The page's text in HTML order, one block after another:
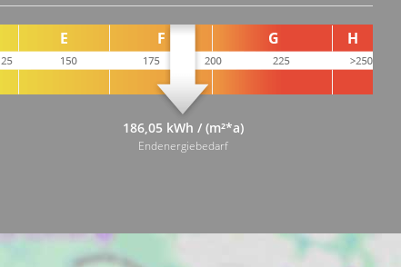
186,05 kWh / (m²*a)
Endenergiebedarf